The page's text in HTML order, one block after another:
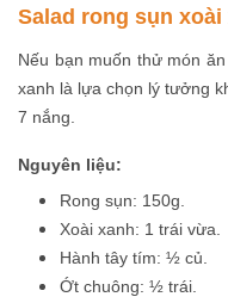
Salad rong sụn xoài
Nếu bạn muốn thử món
xanh là lựa chọn lý tưởng
7 nắng.
Nguyên liệu:
Rong sụn: 150g.
Xoài xanh: 1 trái vừa.
Hành tây tím: ½ củ.
Ớt chuông: ½ trái.